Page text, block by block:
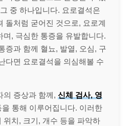
중 하나입니다. 요로결석은
돌처럼 굳어진 것으로, 요로계
며, 극심한 통증을 유발합니다.
증과 함께 혈뇨, 발열, 오심, 구
다면 요로결석을 의심해볼 수
의 증상과 함께, 신체 검사, 영
통해 이루어집니다. 이러한
위치, 크기, 개수 등을 파악하